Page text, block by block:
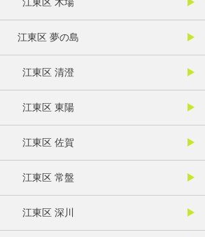
江東区 夢の島
江東区 清澄
江東区 東陽
江東区 佐賀
江東区 常盤
江東区 深川